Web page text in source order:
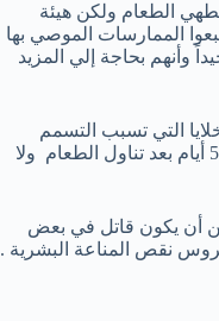
لطهي الطعام ولكن هيئة
الممارسات الموصي بها
وأنهم بحاجة إلي المزيد
عدد قليل من الخلايا التي تسبب التسمم
الغذائي ويؤدي إلي ألم في البطن والإسهال الشديد والحمي والقئ . وعادة ما تتطور الأعراض منذ 2 – 5 أيام بعد تناول الطعام ولا
أن يكون قاتل في بعض
نقص المناعة البشرية .